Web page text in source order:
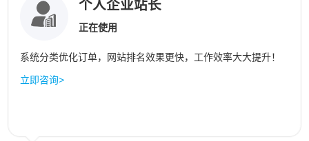
个人企业站长
正在使用
系统分类优化订单，网站排名效果更快，工作效率大大提升！
立即咨询>